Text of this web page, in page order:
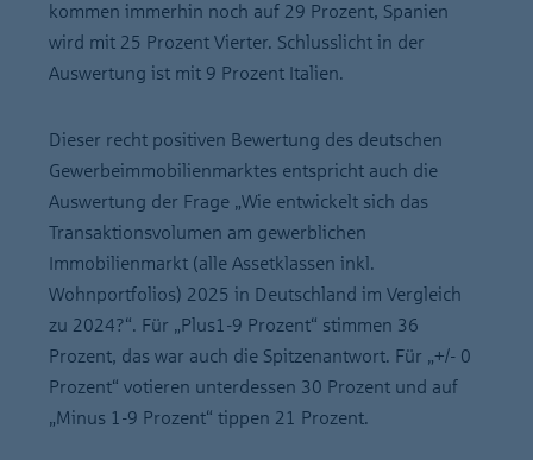
kommen immerhin noch auf 29 Prozent, Spanien
wird mit 25 Prozent Vierter. Schlusslicht in der
Auswertung ist mit 9 Prozent Italien.
Dieser recht positiven Bewertung des deutschen
Gewerbeimmobilienmarktes entspricht auch die
Auswertung der Frage „Wie entwickelt sich das
Transaktionsvolumen am gewerblichen
Immobilienmarkt (alle Assetklassen inkl.
Wohnportfolios) 2025 in Deutschland im Vergleich
zu 2024?“. Für „Plus1-9 Prozent“ stimmen 36
Prozent, das war auch die Spitzenantwort. Für „+/- 0
Prozent“ votieren unterdessen 30 Prozent und auf
„Minus 1-9 Prozent“ tippen 21 Prozent.